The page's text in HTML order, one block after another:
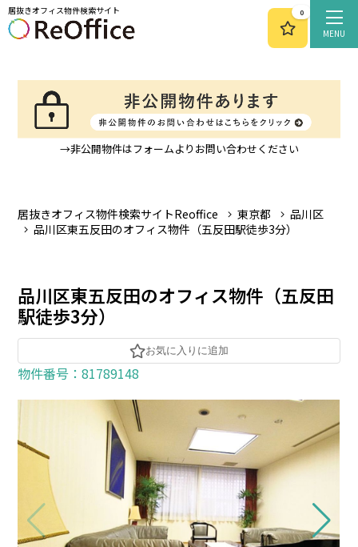
MENU
居抜きオフィス物件検索サイト 0
→非公開物件はフォームよりお問い合わせください
居抜きオフィス物件検索サイトReoffice 東京都
品川区
品川区東五反田のオフィス物件（五反田駅徒歩3分）
品川区東五反田のオフィス物件（五反田
駅徒歩3分）
お気に入りに追加
物件番号：81789148